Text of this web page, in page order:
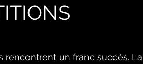
rencontrent un franc succès. La